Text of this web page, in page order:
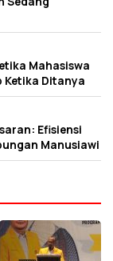
Mahasiswa
Ketika Ditanya
Efisiensi
Manusiawi